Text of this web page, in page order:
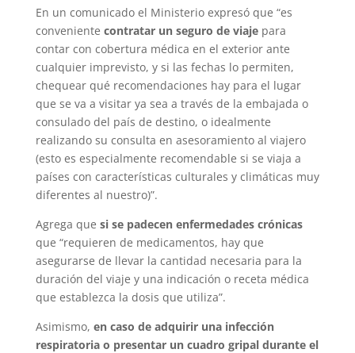
En un comunicado el Ministerio expresó que “es
conveniente contratar un seguro de viajepara
contar con cobertura médica en el exterior ante
cualquier imprevisto, y si las fechas lo permiten,
chequear qué recomendaciones hay para el lugar
que se va a visitar ya sea a través de la embajada o
consulado del país de destino, o idealmente
realizando su consulta en asesoramiento al viajero
(esto es especialmente recomendable si se viaja a
países con características culturales y climáticas muy
diferentes al nuestro)”.
Agrega que si se padecen enfermedades crónicas
que “requieren de medicamentos, hay que
asegurarse de llevar la cantidad necesaria para la
duración del viaje y una indicación o receta médica
que establezca la dosis que utiliza”.
Asimismo, en caso de adquirir una infección
respiratoria o presentar un cuadro gripal durante el